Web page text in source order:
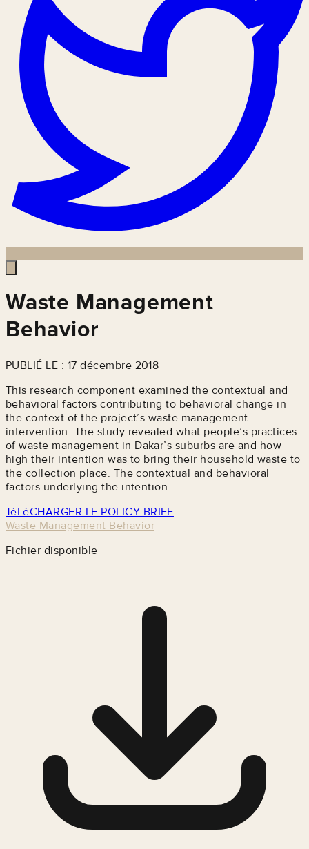
Waste Management
Behavior
PUBLIÉ LE : 17 décembre 2018
This research component examined the contextual and
behavioral factors contributing to behavioral change in
the context of the project’s waste management
intervention. The study revealed what people’s practices
of waste management in Dakar’s suburbs are and how
high their intention was to bring their household waste to
the collection place. The contextual and behavioral
factors underlying the intention
TéLéCHARGER LE POLICY BRIEF
Waste Management Behavior
Fichier disponible